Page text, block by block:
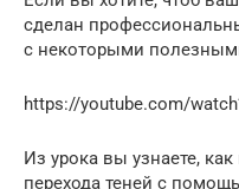
сделан
с некоторыми
https://youtube.com/
Из урока вы узнаете,
перехода теней с